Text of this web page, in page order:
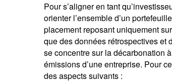
Pour s’aligner en tant
orienter l’ensemble d’un
placement reposant uniquement
que des données rétrospectives et
se concentre sur la décarbonation
émissions d’une entreprise. Pour
des aspects suivants :